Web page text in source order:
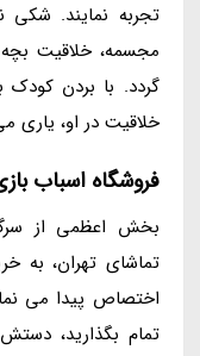
تجربه نمایند. شکی
مجسمه، خلاقیت
گردد. با بردن کودک
خلاقیت در او، یاری
فروشگاه اسباب
بخش اعظمی از
تماشای تهران، به
اختصاص پیدا می
تمام بگذارید،